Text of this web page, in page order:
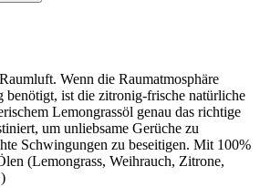
Wenn die Raumatmosphäre
benötigt, ist die zitronig-frische natürliche
Lemongrassöl genau das richtige
um unliebsame Gerüche zu
Schwingungen zu beseitigen. Mit 100%
(Lemongrass, Weihrauch, Zitrone,